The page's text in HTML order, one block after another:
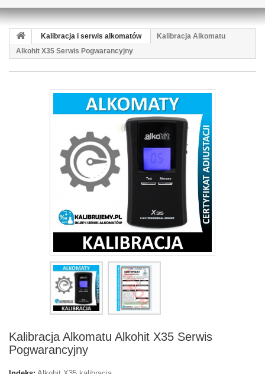
Kalibracja i serwis alkomatów
Kalibracja Alkomatu
Alkohit X35 Serwis Pogwarancyjny
Kalibracja Alkomatu Alkohit X35 Serwis
Pogwarancyjny